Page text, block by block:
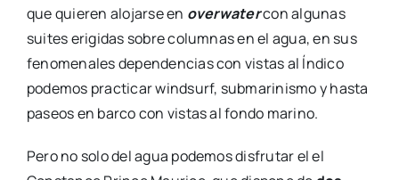
que quieren alojarse en overwatercon algunas
suites erigidas sobre columnas en el agua, en sus
fenomenales dependencias con vistas al Índico
podemos practicar windsurf, submarinismo y hasta
paseos en barco con vistas al fondo marino.
Pero no solo del agua podemos disfrutar el el